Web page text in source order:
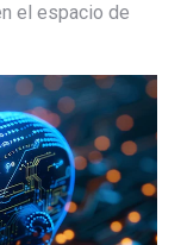
el espacio de